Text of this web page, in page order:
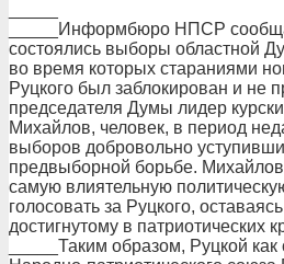
_____Информбюро НПСР
состоялись выборы областной
во время которых стараниями
Руцкого был заблокирован и не
председателя Думы лидер
Михайлов, человек, в период
выборов добровольно
предвыборной борьбе.
самую влиятельную
голосовать за Руцкого,
достигнутому в патриотических
_____Таким образом, Руцкой